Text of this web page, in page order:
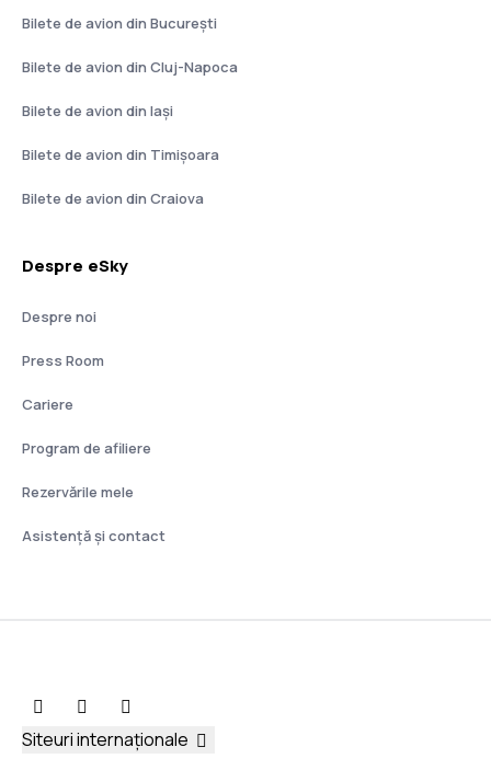
Bilete de avion din București
Bilete de avion din Cluj-Napoca
Bilete de avion din Iași
Bilete de avion din Timișoara
Bilete de avion din Craiova
Despre eSky
Despre noi
Press Room
Cariere
Program de afiliere
Rezervările mele
Asistenţă şi contact
Siteuri internaționale